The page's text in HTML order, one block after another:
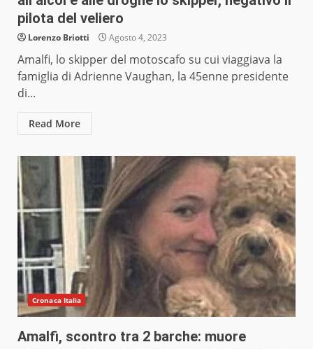
pilota del veliero
Lorenzo Briotti Agosto 4, 2023
Amalfi, lo skipper del motoscafo su cui viaggiava la
famiglia di Adrienne Vaughan, la 45enne presidente
di...
Read More
Cronaca Italia
Amalfi, scontro tra 2 barche: muore